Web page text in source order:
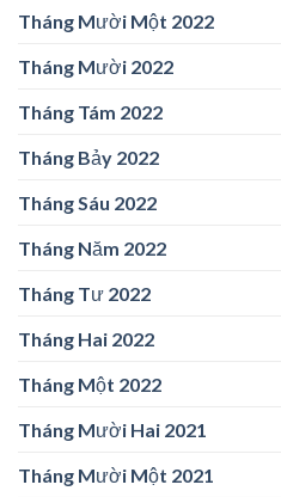
Tháng Mười Một 2022
Tháng Mười 2022
Tháng Tám 2022
Tháng Bảy 2022
Tháng Sáu 2022
Tháng Năm 2022
Tháng Tư 2022
Tháng Hai 2022
Tháng Một 2022
Tháng Mười Hai 2021
Tháng Mười Một 2021